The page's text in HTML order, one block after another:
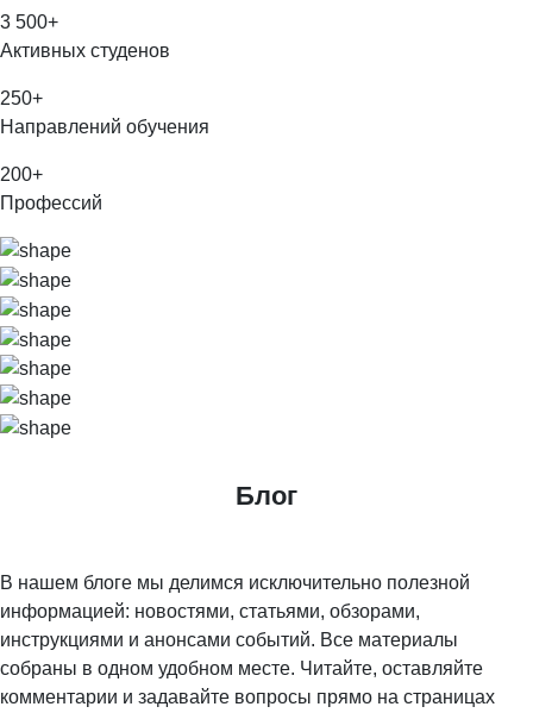
3 500+
Активных студенов
250+
Направлений обучения
200+
Профессий
Блог
В нашем блоге мы делимся исключительно полезной
информацией: новостями, статьями, обзорами,
инструкциями и анонсами событий. Все материалы
собраны в одном удобном месте. Читайте, оставляйте
комментарии и задавайте вопросы прямо на страницах